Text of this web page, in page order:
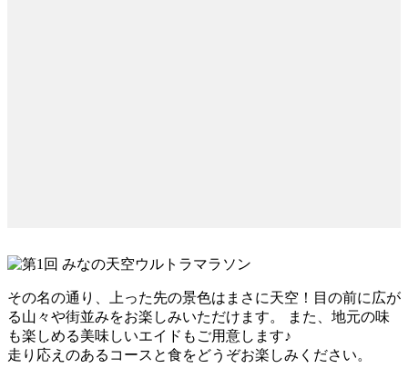
その名の通り、上った先の景色はまさに天空！目の前に広が
る山々や街並みをお楽しみいただけます。 また、地元の味
も楽しめる美味しいエイドもご用意します♪
走り応えのあるコースと食をどうぞお楽しみください。